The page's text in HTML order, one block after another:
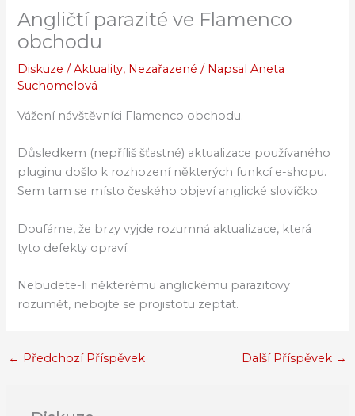
Angličtí parazité ve Flamenco
obchodu
Diskuze /Aktuality, Nezařazené / NapsalAneta
Suchomelová
Vážení návštěvníci Flamenco obchodu.
Důsledkem (nepříliš šťastné) aktualizace používaného
pluginu došlo k rozhození některých funkcí e-shopu.
Sem tam se místo českého objeví anglické slovíčko.
Doufáme, že brzy vyjde rozumná aktualizace, která
tyto defekty opraví.
Nebudete-li některému anglickému parazitovy
rozumět, nebojte se projistotu zeptat.
← Předchozí Příspěvek Další Příspěvek →